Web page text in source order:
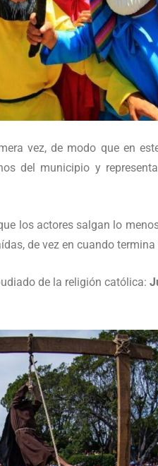
vez, de modo que en
del municipio y
los actores salgan lo
de vez en cuando
de la religión católica: